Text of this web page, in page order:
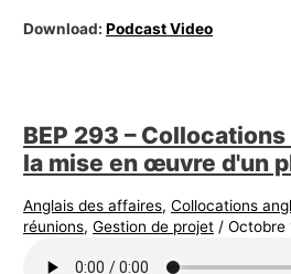
Download:Podcast Video
BEP 293 –
la mise en œuvre d'un
Anglais des affaires,Collocations
réunions,Gestion de projet /Octobre